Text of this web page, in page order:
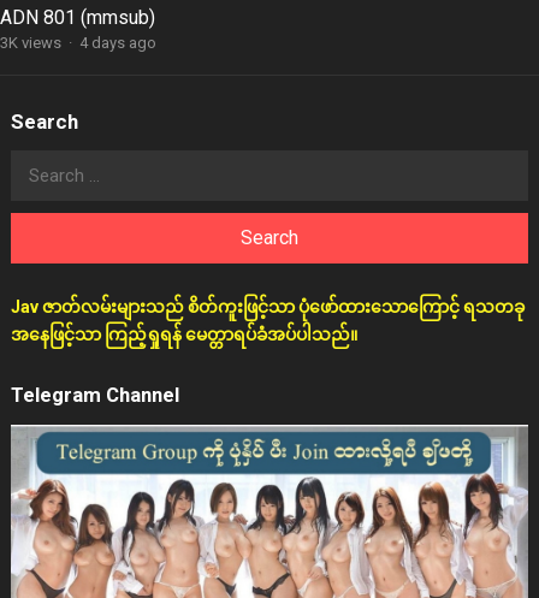
ADN 801 (mmsub)
3K views · 4 days ago
Search
Search
Jav ဇာတ်လမ်းများသည် စိတ်ကူးဖြင့်သာ ပုံဖော်ထားသောကြောင့် ရသတခု
အနေဖြင့်သာ ကြည့်ရှုရန် မေတ္တာရပ်ခံအပ်ပါသည်။
Telegram Channel